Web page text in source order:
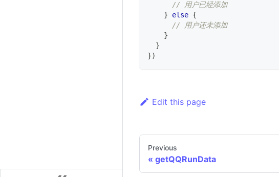
// 用户已经添加
}
else {
// 用户还未添加
}
}
})
Edit this page
Previous
getQQRunData